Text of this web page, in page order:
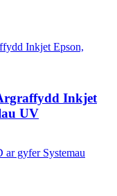
Inkjet
UV